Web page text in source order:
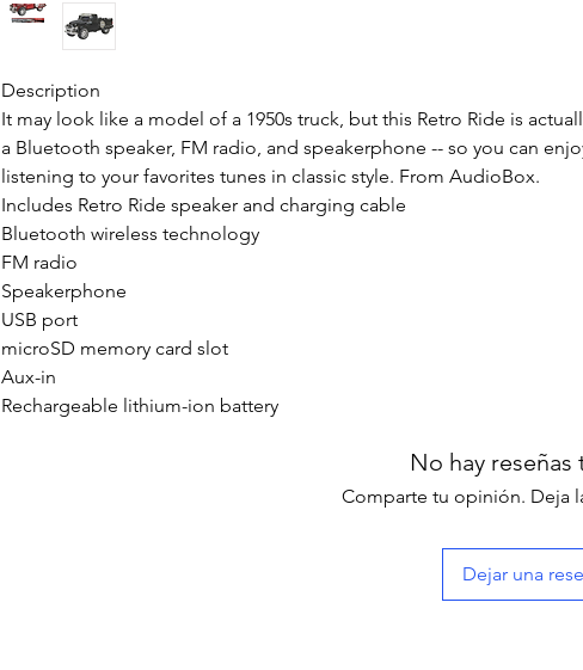
Description
It may look like a model of a 1950s truck, but this Retro Ride is
a Bluetooth speaker, FM radio, and speakerphone -- so you can
listening to your favorites tunes in classic style. From AudioBox.
Includes Retro Ride speaker and charging cable
Bluetooth wireless technology
FM radio
Speakerphone
USB port
microSD memory card slot
Aux-in
Rechargeable lithium-ion battery
No hay reseñas
Comparte tu opinión. Deja
Dejar una